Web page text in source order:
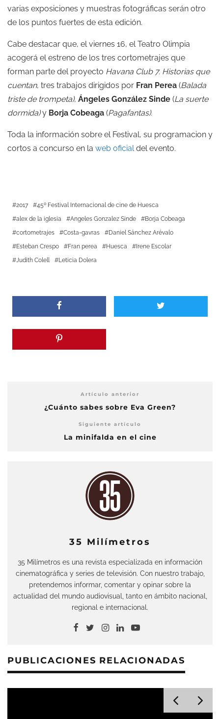
varias exposiciones y muestras fotográficas serán otro
de los puntos fuertes de esta edición.
Cabe destacar que, el viernes 16, el Teatro Olimpia
acogerá el estreno de los tres cortometrajes que
forman parte del proyecto Havana Club 7. Historias que
cuentan, tres trabajos dirigidos por Fran Perea (Balada
triste de trompeta), Ángeles González Sinde (La suerte
dormida)y Borja Cobeaga (Pagafantas).
Toda la información sobre el Festival, su programacion y
cortos a concurso en la web oficialdel evento.
2017
45º Festival Internacional de cine de Huesca
alex de la iglesia
Angeles Gonzalez Sinde
Borja Cobeaga
cortometrajes
Costa-gavras
Daniel Sánchez Arévalo
Esteban Crespo
Fran perea Huesca
Irene Escolar
Judith Colell
Leticia Dolera
Artículo anterior
¿Cuánto sabes sobre Eva Green?
Siguiente artículo
La minifalda en el cine
35 Milímetros
35 Milímetros es una revista especializada en información
cinematográfica y series de televisión. Con nuestro trabajo,
pretendemos informar, comentar y opinar sobre la
actualidad del mundo audiovisual, tanto en ámbito nacional,
regional e internacional.
PUBLICACIONES RELACIONADAS